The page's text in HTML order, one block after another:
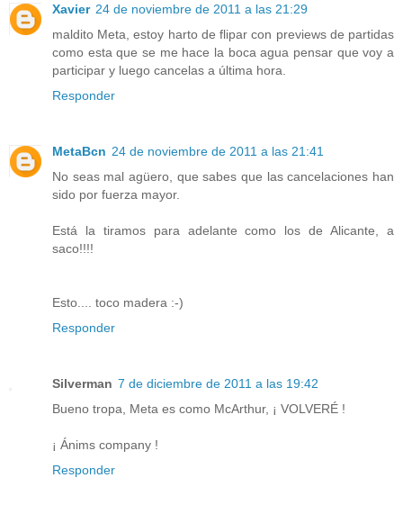
Xavier 24 de noviembre de 2011 a las 21:29
maldito Meta, estoy harto de flipar con previews de partidas
como esta que se me hace la boca agua pensar que voy a
participar y luego cancelas a última hora.
Responder
MetaBcn 24 de noviembre de 2011 a las 21:41
No seas mal agüero, que sabes que las cancelaciones han
sido por fuerza mayor.
Está la tiramos para adelante como los de Alicante, a
saco!!!!
Esto.... toco madera :-)
Responder
Silverman 7 de diciembre de 2011 a las 19:42
Bueno tropa, Meta es como McArthur, ¡ VOLVERÉ !
¡ Ánims company !
Responder